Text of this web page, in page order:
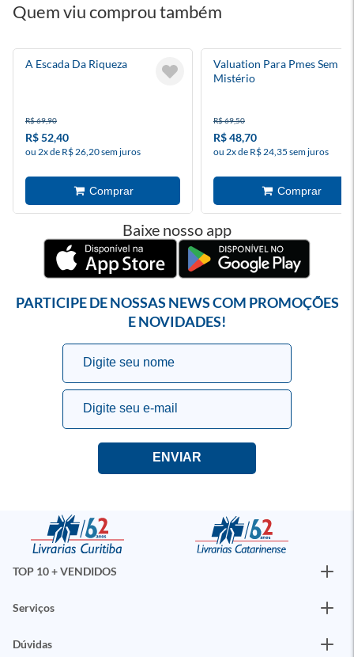
Quem viu comprou também
A Escada Da Riqueza
R$ 69,90
R$ 52,40
ou 2x de R$ 26,20 sem juros
Valuation Para Pmes Sem
Mistério
R$ 69,50
R$ 48,70
ou 2x de R$ 24,35 sem juros
Baixe nosso app
PARTICIPE DE NOSSAS NEWS COM PROMOÇÕES
E NOVIDADES!
TOP 10 + VENDIDOS
Serviços
Dúvidas